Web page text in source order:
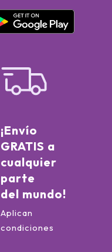
¡Envío
GRATIS a
cualquier
parte
del mundo!
Aplican
condiciones